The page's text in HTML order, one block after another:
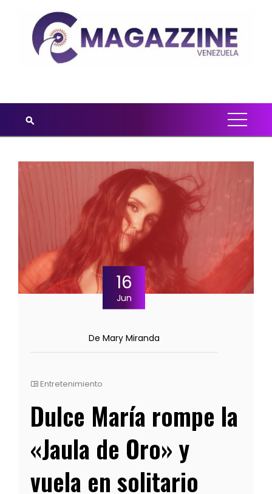
16
Jun
De Mary Miranda
Entretenimiento
Dulce María rompe la
«Jaula de Oro» y
vuela en solitario